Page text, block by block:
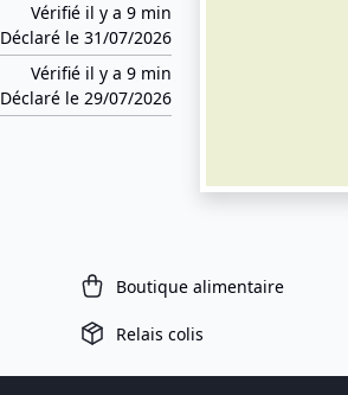
Vérifié il y a 9 min
Déclaré le 31/07/2026
Vérifié il y a 9 min
Déclaré le 29/07/2026
Boutique alimentaire
Relais colis